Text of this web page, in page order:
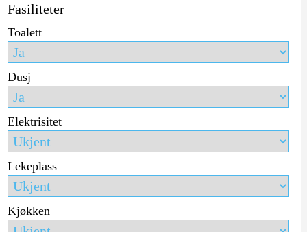
Fasiliteter
Toalett
Dusj
Elektrisitet
Lekeplass
Kjøkken